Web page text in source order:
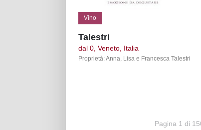
Vino
Talestri
dal 0, Veneto, Italia
Proprietà: Anna, Lisa e Francesca Talestri
Pagina 1 di